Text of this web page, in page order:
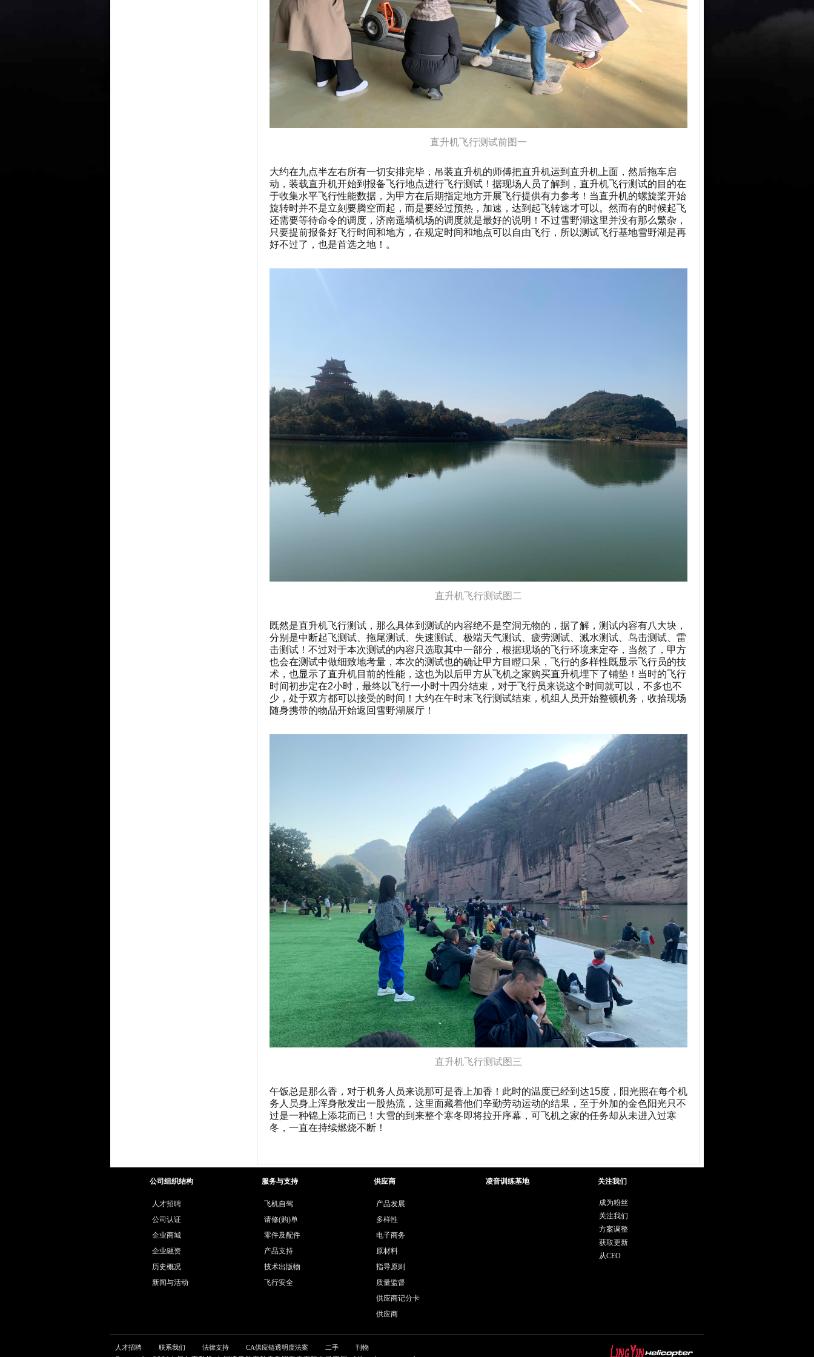
直升机飞行测试前图一
大约在九点半左右所有一切安排完毕，吊装直升机的师傅把直升机运到直升机上面，然后拖车启
动，装载直升机开始到报备飞行地点进行飞行测试！据现场人员了解到，直升机飞行测试的目的在
于收集水平飞行性能数据，为甲方在后期指定地方开展飞行提供有力参考！当直升机的螺旋桨开始
旋转时并不是立刻要腾空而起，而是要经过预热，加速，达到起飞转速才可以。然而有的时候起飞
还需要等待命令的调度，济南遥墙机场的调度就是最好的说明！不过雪野湖这里并没有那么繁杂，
只要提前报备好飞行时间和地方，在规定时间和地点可以自由飞行，所以测试飞行基地雪野湖是再
好不过了，也是首选之地！。
直升机飞行测试图二
既然是直升机飞行测试，那么具体到测试的内容绝不是空洞无物的，据了解，测试内容有八大块，
分别是中断起飞测试、拖尾测试、失速测试、极端天气测试、疲劳测试、溅水测试、鸟击测试、雷
击测试！不过对于本次测试的内容只选取其中一部分，根据现场的飞行环境来定夺，当然了，甲方
也会在测试中做细致地考量，本次的测试也的确让甲方目瞪口呆，飞行的多样性既显示飞行员的技
术，也显示了直升机目前的性能，这也为以后甲方从飞机之家购买直升机埋下了铺垫！当时的飞行
时间初步定在2小时，最终以飞行一小时十四分结束，对于飞行员来说这个时间就可以，不多也不
少，处于双方都可以接受的时间！大约在午时末飞行测试结束，机组人员开始整顿机务，收拾现场
随身携带的物品开始返回雪野湖展厅！
直升机飞行测试图三
午饭总是那么香，对于机务人员来说那可是香上加香！此时的温度已经到达15度，阳光照在每个机
务人员身上浑身散发出一股热流，这里面藏着他们辛勤劳动运动的结果，至于外加的金色阳光只不
过是一种锦上添花而已！大雪的到来整个寒冬即将拉开序幕，可飞机之家的任务却从未进入过寒
冬，一直在持续燃烧不断！
公司组织结构
人才招聘
公司认证
企业商城
企业融资
历史概况
新闻与活动
服务与支持
飞机自驾
请修(购)单
零件及配件
产品支持
技术出版物
飞行安全
供应商
产品发展
多样性
电子商务
原材料
指导原则
质量监督
供应商记分卡
供应商
凌音训练基地 关注我们
成为粉丝
关注我们
方案调整
获取更新
从CEO
人才招聘 联系我们 法律支持 CA供应链透明度法案 二手
刊物